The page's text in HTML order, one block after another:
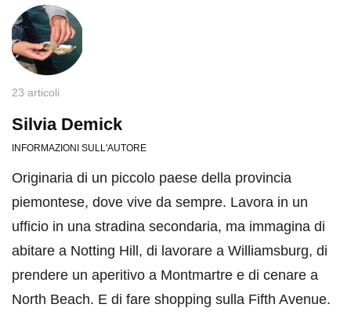
23 articoli
Silvia Demick
INFORMAZIONI SULL'AUTORE
Originaria di un piccolo paese della provincia
piemontese, dove vive da sempre. Lavora in un
ufficio in una stradina secondaria, ma immagina di
abitare a Notting Hill, di lavorare a Williamsburg, di
prendere un aperitivo a Montmartre e di cenare a
North Beach. E di fare shopping sulla Fifth Avenue.